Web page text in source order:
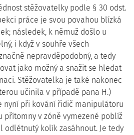
stěžovatelky podle § 30 odst.
práce je svou povahou blízká
následek, k němuž došlo u
i když v souhře všech
nepravděpodobný, a tedy
jako možný a snažit se hledat
Stěžovatelka je také nakonec
učinila v případě pana H.)
nyní při kování řidič manipulátoru
přítomny v zóně vymezené poblíž
odlétnutý kolík zasáhnout. Je tedy